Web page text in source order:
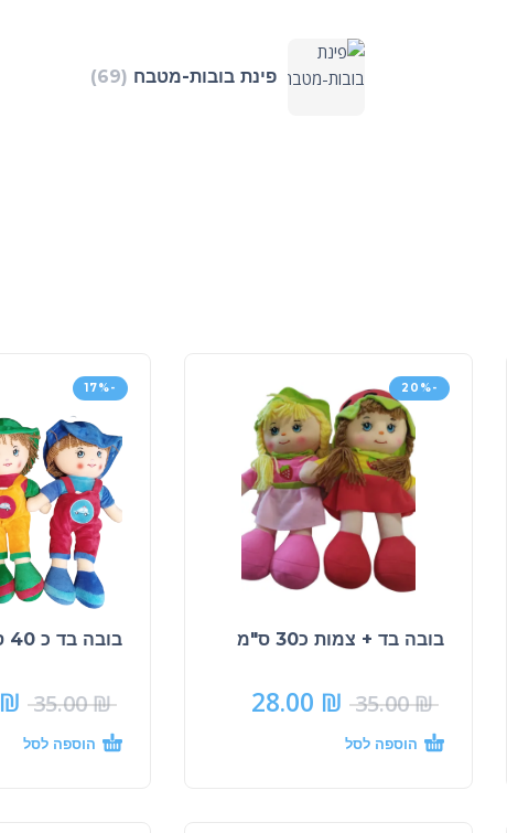
פינת בובות-מטבח (69)
-20%
בובה בד + צמות כ30 ס"מ
35.00₪
28.00 ₪
הוספה לסל
-17%
בובה בד כ 40 ס"מ
35.00₪
₪
הוספה לסל